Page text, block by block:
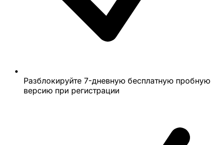
Разблокируйте 7-дневную бесплатную пробную
версию при регистрации